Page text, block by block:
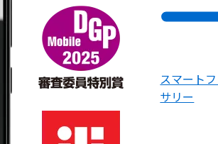
スマート
サリー